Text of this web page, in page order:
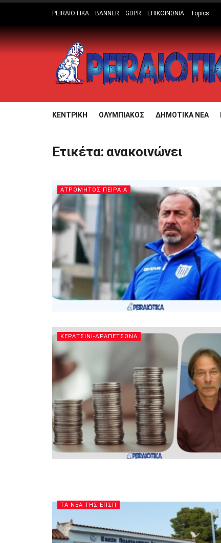
PEIRAIOTIKA BANNER GDPR ΕΠΙΚΟΙΝΩΝΙΑ Topics
ΚΕΝΤΡΙΚΗ ΟΛΥΜΠΙΑΚΟΣ ΔΗΜΟΤΙΚΑ ΝΕΑ
Ετικέτα: ανακοινώνει
ΑΤΡΟΜΗΤΟΣ ΠΕΙΡΑΙΑ
ΚΕΡΑΤΣΙΝΙ-ΔΡΑΠΕΤΣΩΝΑ
ΤΑ ΝΕΑ ΤΗΣ ΕΠΣΠ